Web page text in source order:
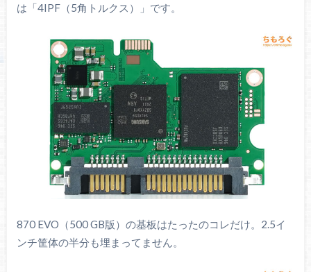
は「4IPF（5角トルクス）」です。
870 EVO（500 GB版）の基板はたったのコレだけ。2.5イ
ンチ筐体の半分も埋まってません。